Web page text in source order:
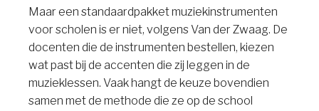
Maar een standaardpakket muziekinstrumenten
voor scholen is er niet, volgens Van der Zwaag. De
docenten die de instrumenten bestellen, kiezen
wat past bij de accenten die zij leggen in de
muzieklessen. Vaak hangt de keuze bovendien
samen met de methode die ze op de school